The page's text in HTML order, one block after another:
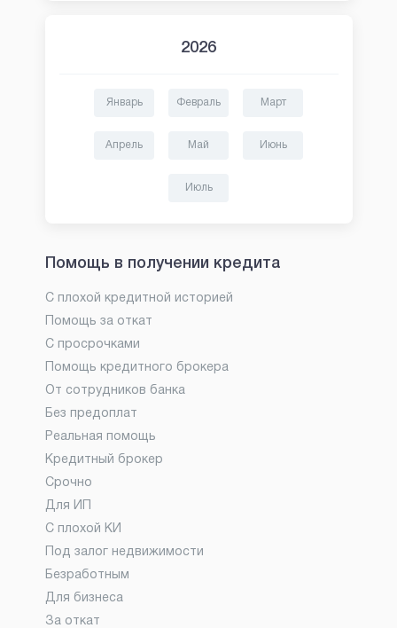
2026
Январь Февраль Март
Апрель Май Июнь
Июль
Помощь в получении кредита
С плохой кредитной историей
Помощь за откат
С просрочками
Помощь кредитного брокера
От сотрудников банка
Без предоплат
Реальная помощь
Кредитный брокер
Срочно
Для ИП
С плохой КИ
Под залог недвижимости
Безработным
Для бизнеса
За откат